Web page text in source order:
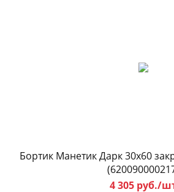
Бортик Манетик Дарк 30x60
4 305 руб./